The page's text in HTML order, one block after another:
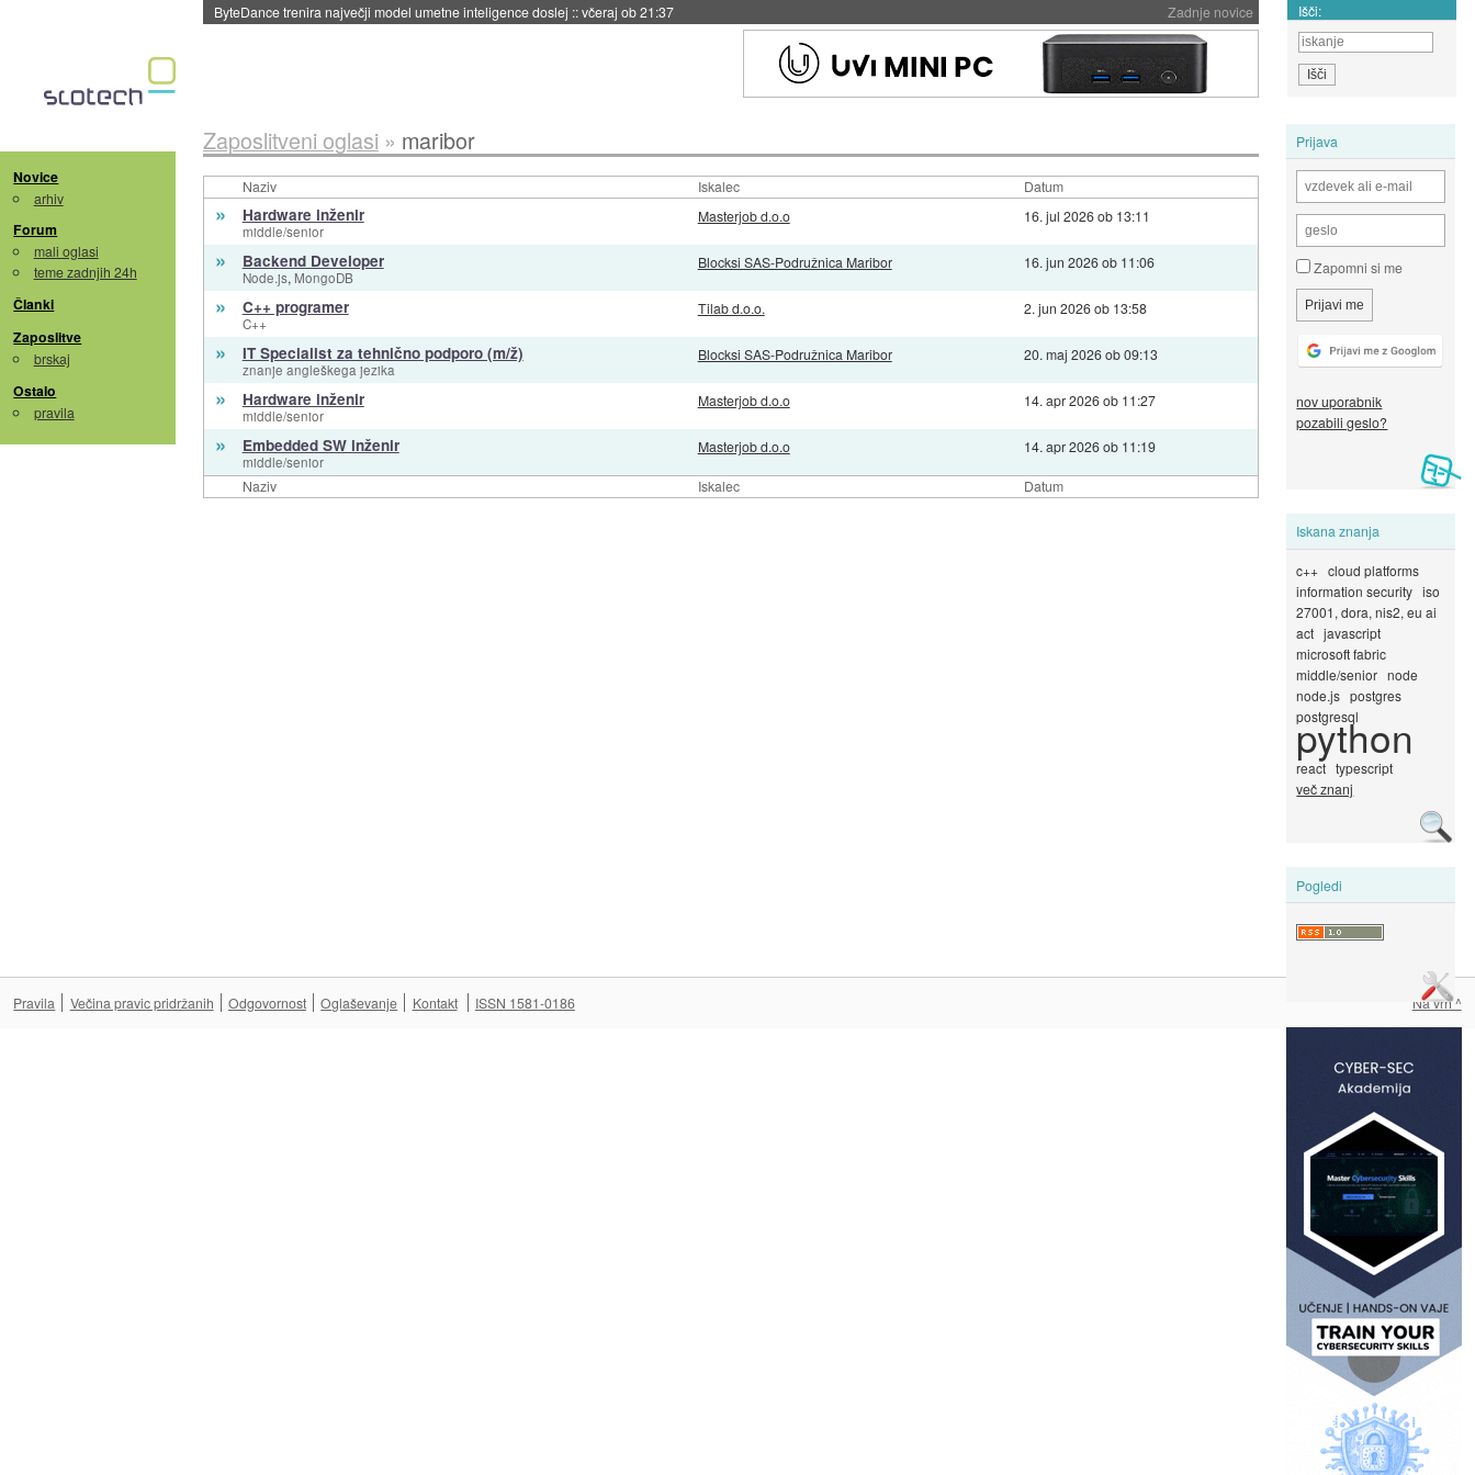
Zadnje novice
ByteDance trenira največji model umetne inteligence doslej ::včeraj ob 21:37 Išči:
Novice
arhiv
Forum
mali oglasi
teme zadnjih 24h
Članki
Zaposlitve
brskaj
Ostalo
pravila
Prijava
Zapomni si me
nov uporabnik
pozabili geslo?
Iskana znanja
c++ cloud platforms
information security iso
27001, dora, nis2, eu ai
act javascript
microsoft fabric
middle/senior node
node.js postgres
postgresql
python
react typescript
več znanj
Pogledi
Zaposlitveni oglasi » maribor
Naziv Iskalec Datum
Naziv Iskalec Datum
» Hardware inženir
middle/senior
Masterjob d.o.o 16. jul 2026 ob 13:11
» Backend Developer
Node.js, MongoDB
Blocksi SAS-Podružnica Maribor 16. jun 2026 ob 11:06
» C++ programer
C++
Tilab d.o.o. 2. jun 2026 ob 13:58
» IT Specialist za tehnično podporo (m/ž)
znanje angleškega jezika
Blocksi SAS-Podružnica Maribor 20. maj 2026 ob 09:13
» Hardware inženir
middle/senior
Masterjob d.o.o 14. apr 2026 ob 11:27
» Embedded SW inženir
middle/senior
Masterjob d.o.o 14. apr 2026 ob 11:19
Na vrh ^
Pravila Večina pravic pridržanih Odgovornost Oglaševanje Kontakt ISSN 1581-0186